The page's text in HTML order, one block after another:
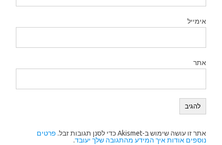
אימייל
אתר
אתר זו עושה שימוש ב-Akismet כדי לסנן תגובות זבל.
פרטים
נוספים אודות איך המידע מהתגובה שלך יעובד.